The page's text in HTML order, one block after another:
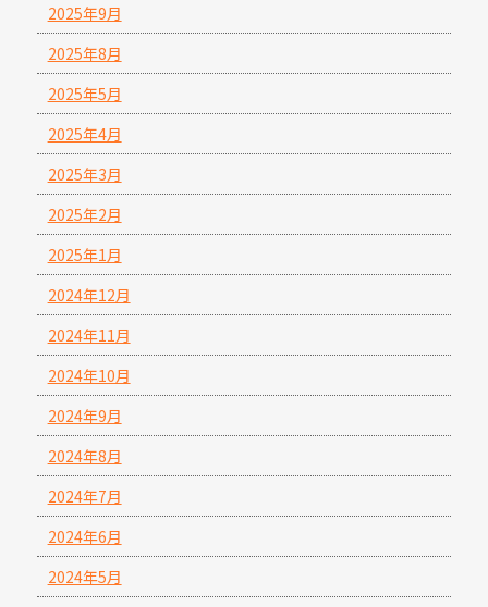
2025年9月
2025年8月
2025年5月
2025年4月
2025年3月
2025年2月
2025年1月
2024年12月
2024年11月
2024年10月
2024年9月
2024年8月
2024年7月
2024年6月
2024年5月